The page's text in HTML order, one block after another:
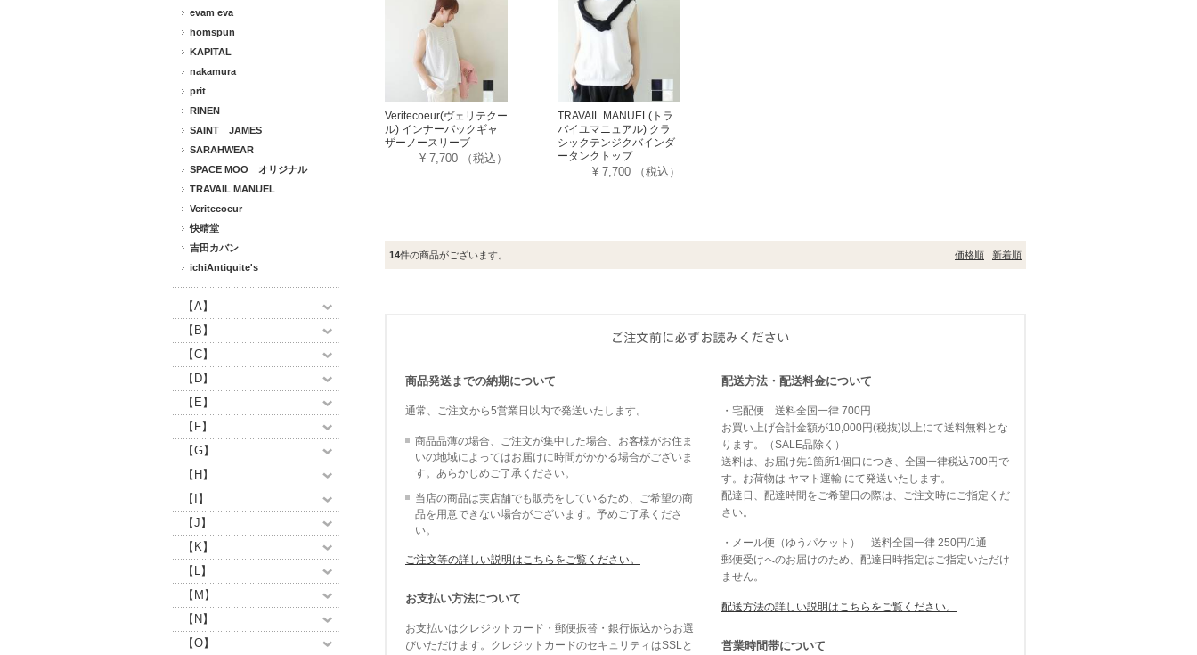
evam eva
homspun
KAPITAL
nakamura
prit
RINEN
SAINT JAMES
SARAHWEAR
SPACE MOO オリジナル
TRAVAIL MANUEL
Veritecoeur
快晴堂
吉田カバン
ichiAntiquite's
【A】
【B】
【C】
【D】
【E】
【F】
【G】
【H】
【I】
【J】
【K】
【L】
【M】
【N】
【O】
Veritecoeur(ヴェリテクー
ル) インナーバックギャ
ザーノースリーブ
¥ 7,700 （税込）
TRAVAIL MANUEL(トラ
バイユマニュアル) クラ
シックテンジクバインダ
ータンクトップ
¥ 7,700 （税込）
14件の商品がございます。 価格順 新着順
商品発送までの納期について
通常、ご注文から5営業日以内で発送いたします。
商品品薄の場合、ご注文が集中した場合、お客様がお住ま
いの地域によってはお届けに時間がかかる場合がございま
す。あらかじめご了承ください。
当店の商品は実店舗でも販売をしているため、ご希望の商
品を用意できない場合がございます。予めご了承くださ
い。
ご注文等の詳しい説明はこちらをご覧ください。
お支払い方法について
お支払いはクレジットカード・郵便振替・銀行振込からお選
びいただけます。クレジットカードのセキュリティはSSLと
配送方法・配送料金について
・宅配便 送料全国一律 700円
お買い上げ合計金額が10,000円(税抜)以上にて送料無料とな
ります。（SALE品除く）
送料は、お届け先1箇所1個口につき、全国一律税込700円で
す。お荷物は ヤマト運輸 にて発送いたします。
配達日、配達時間をご希望日の際は、ご注文時にご指定くだ
さい。
・メール便（ゆうパケット） 送料全国一律 250円/1通
郵便受けへのお届けのため、配達日時指定はご指定いただけ
ません。
配送方法の詳しい説明はこちらをご覧ください。
営業時間帯について